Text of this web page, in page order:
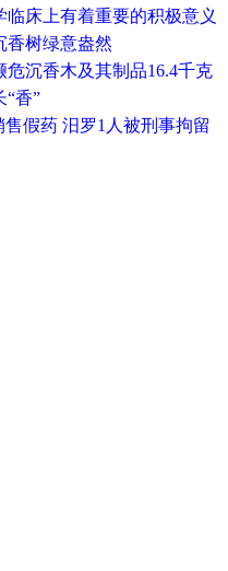
临床上有着重要的积极意义
香树绿意盎然
危沉香木及其制品16.4千克
“香”
售假药 汨罗1人被刑事拘留